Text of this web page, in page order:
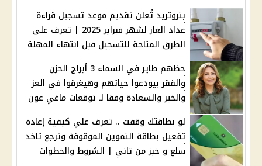
بتروتريد تُعلن تقديم موعد تسجيل قراءة
عداد الغاز لشهر فبراير 2025 | تعرف على
الطرق المتاحة للتسجيل قبل انتهاء المهلة
حظهم طاير في السماء 3 أبراج الحزن
والفقر بيودعوا حياتهم وهيغرقوا في العز
والخير والسعادة وفقا لـ توقعات ماغي عون
لو بطاقتك وقفت .. تعرف علي كيفية إعادة
تفعيل بطاقة التموين الموقوفة وترجع تاخد
سلع و خبز من تاني | الشروط والخطوات